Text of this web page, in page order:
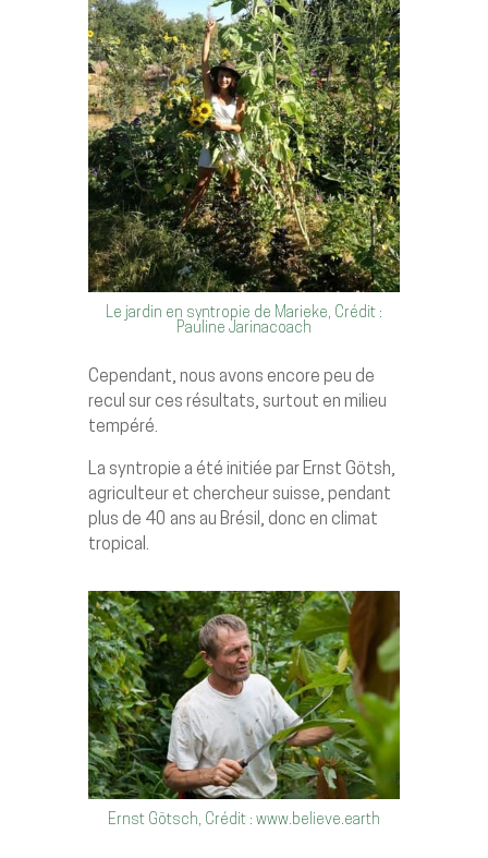
Le jardin en syntropie de Marieke, Crédit :
Pauline Jarinacoach
Cependant, nous avons encore peu de
recul sur ces résultats, surtout en milieu
tempéré.
La syntropie a été initiée par Ernst Götsh,
agriculteur et chercheur suisse, pendant
plus de 40 ans au Brésil, donc en climat
tropical.
Ernst Götsch, Crédit : www.believe.earth